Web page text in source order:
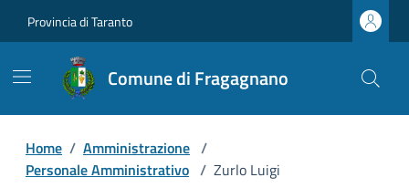
Provincia di Taranto
Comune di Fragagnano
Home / Amministrazione /
Personale Amministrativo / Zurlo Luigi